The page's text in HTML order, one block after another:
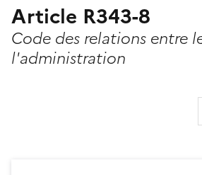
Article R343-8
Code des relations entre
l'administration